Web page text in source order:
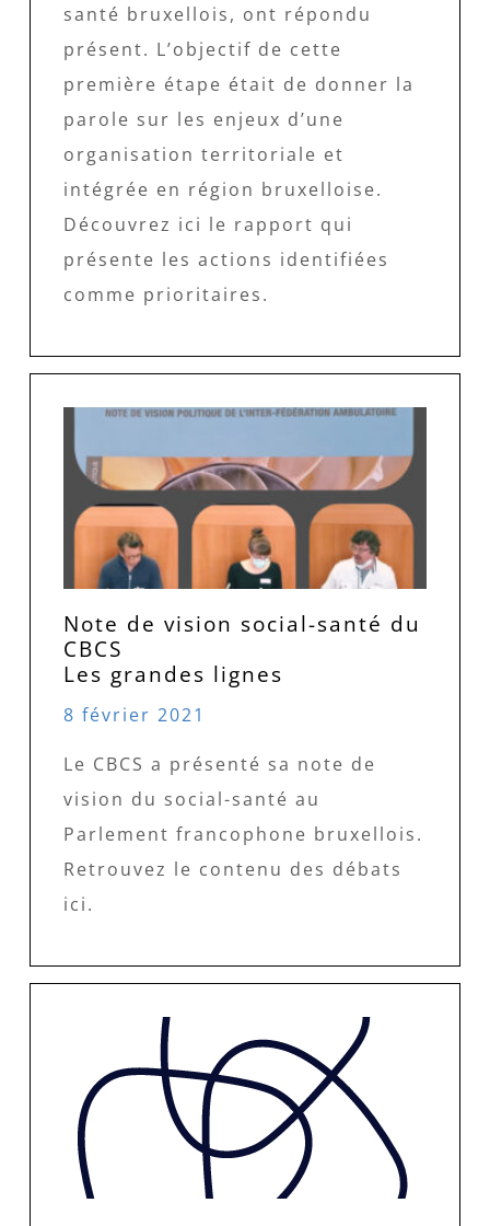
santé bruxellois, ont répondu
présent. L’objectif de cette
première étape était de donner la
parole sur les enjeux d’une
organisation territoriale et
intégrée en région bruxelloise.
Découvrez ici le rapport qui
présente les actions identifiées
comme prioritaires.
Note de vision social-santé du
CBCS
Les grandes lignes
8 février 2021
Le CBCS a présenté sa note de
vision du social-santé au
Parlement francophone bruxellois.
Retrouvez le contenu des débats
ici.